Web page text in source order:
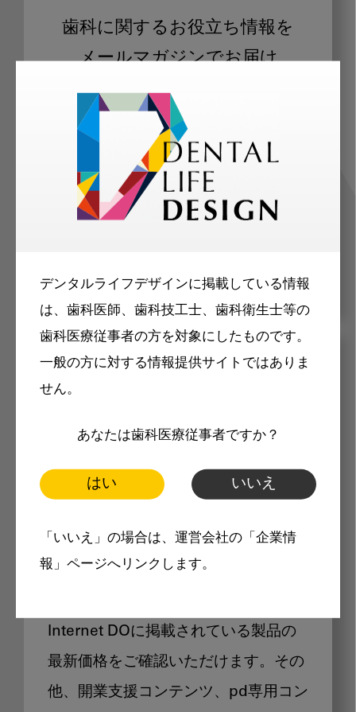
デンタルライフデザインに掲載している情報
は、歯科医師、歯科技工士、歯科衛生士等の
歯科医療従事者の方を対象にしたものです。
一般の方に対する情報提供サイトではありま
せん。
あなたは歯科医療従事者ですか？
はい いいえ
「いいえ」の場合は、運営会社の「企業情
報」ページへリンクします。
歯科に関するお役立ち情報を
メールマガジンでお届け
ご登録いただいた職種（歯科医師、歯
科衛生士、歯科技工士）に合わせた内
容のメールマガジンをお届けします。
メリット
製品価格も閲覧可能
Internet DOに掲載されている製品の
最新価格をご確認いただけます。その
他、開業支援コンテンツ、pd専用コン